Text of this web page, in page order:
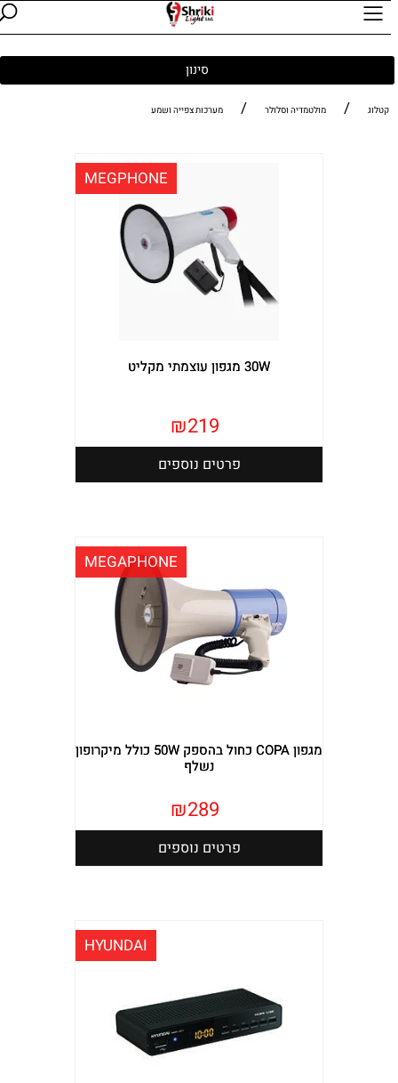
סינון
קטלוג / מולטמדיה וסלולר / מערכות צפייה ושמע
MEGPHONE
30W מגפון עוצמתי מקליט
₪219
פרטים נוספים
MEGAPHONE
מגפון COPA כחול בהספק 50W כולל מיקרופון
נשלף
₪289
פרטים נוספים
HYUNDAI